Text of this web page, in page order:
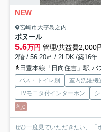
NEW
宮崎市大字島之内
ボヌール
5.6万円 管理/共益費2,000
2階 / 56.20㎡ / 2LDK /築16年
日豊本線「日向住吉」駅
バス・トイレ別 室内洗濯機
TVモニタ付インターホン
礼0
ぜひ一度見ていただきたい、「